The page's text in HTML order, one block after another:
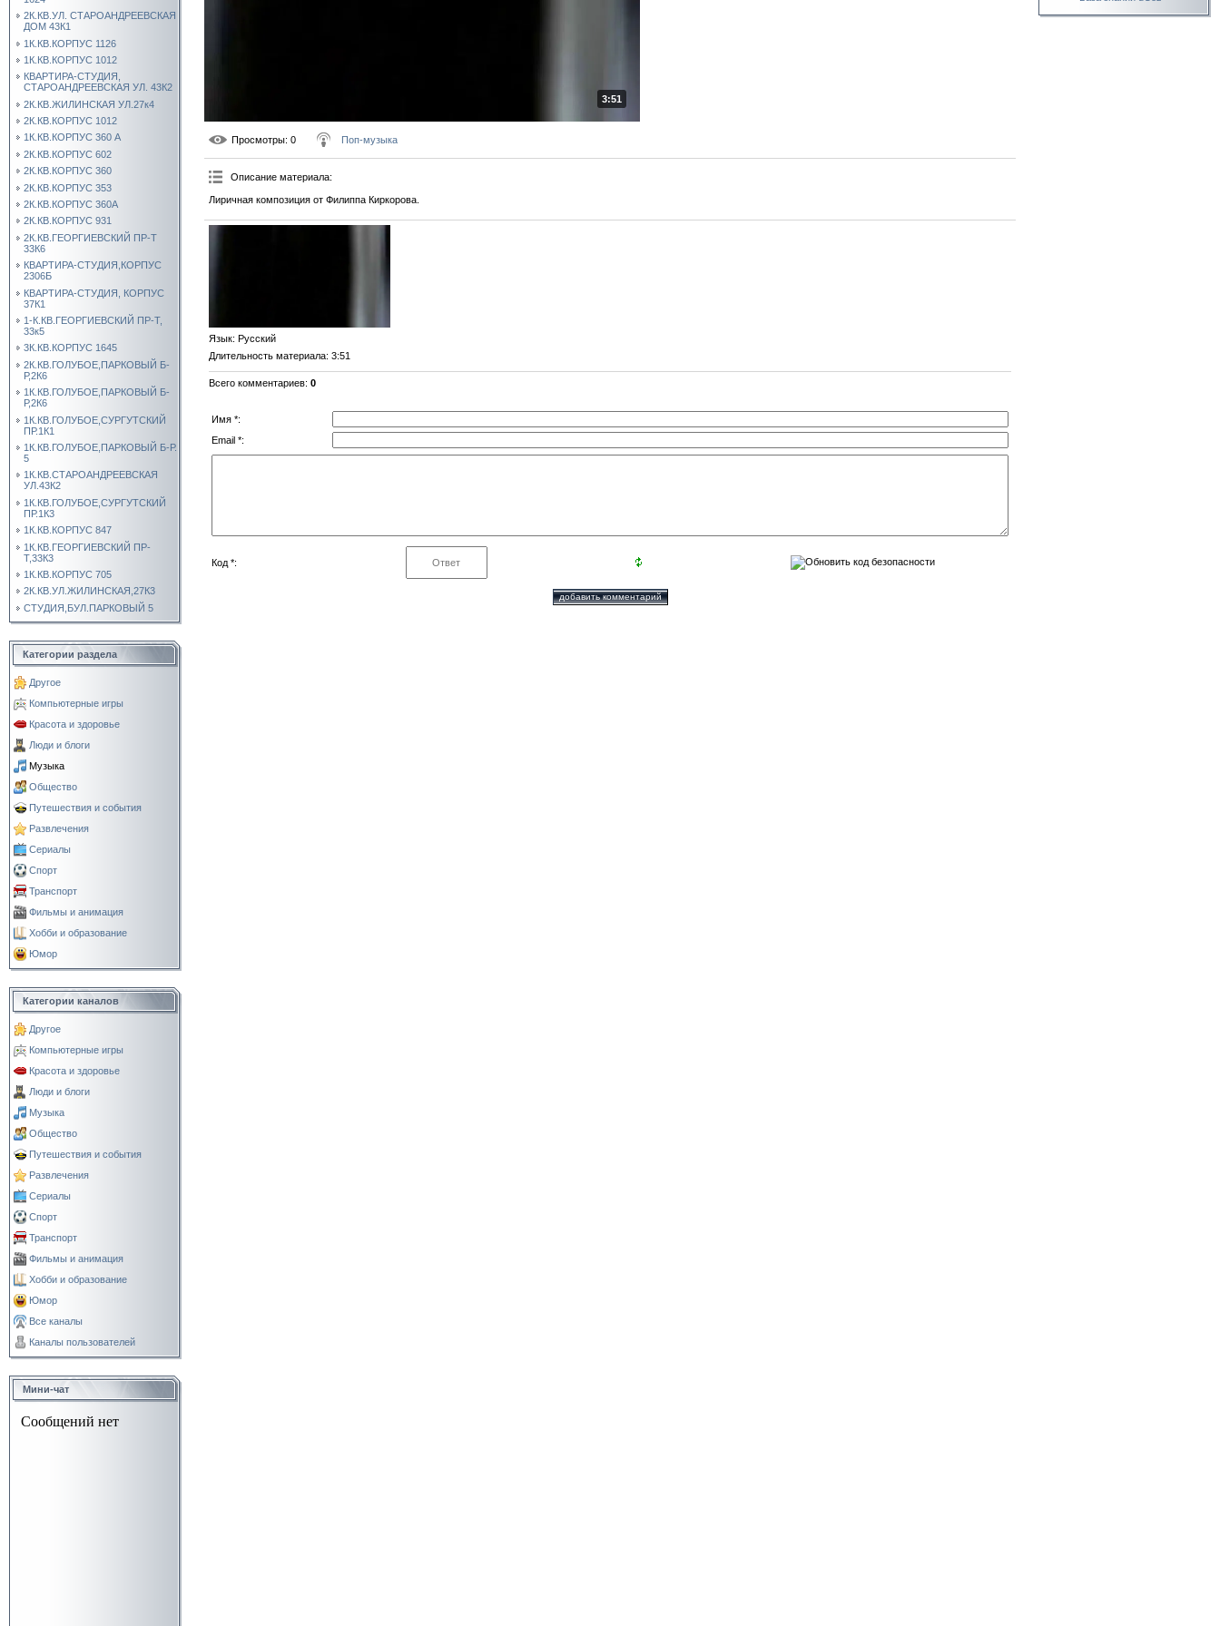
2К.КВ.УЛ. СТАРОАНДРЕЕВСКАЯ
ДОМ 43К1
1К.КВ.КОРПУС 1126
1К.КВ.КОРПУС 1012
КВАРТИРА-СТУДИЯ,
СТАРОАНДРЕЕВСКАЯ УЛ. 43К2
2К.КВ.ЖИЛИНСКАЯ УЛ.27к4
2К.КВ.КОРПУС 1012
1К.КВ.КОРПУС 360 А
2К.КВ.КОРПУС 602
2К.КВ.КОРПУС 360
2К.КВ.КОРПУС 353
2К.КВ.КОРПУС 360А
2К.КВ.КОРПУС 931
2К.КВ.ГЕОРГИЕВСКИЙ ПР-Т
33К6
КВАРТИРА-СТУДИЯ,КОРПУС
2306Б
КВАРТИРА-СТУДИЯ, КОРПУС
37К1
1-К.КВ.ГЕОРГИЕВСКИЙ ПР-Т,
33к5
3К.КВ.КОРПУС 1645
2К.КВ.ГОЛУБОЕ,ПАРКОВЫЙ Б-
Р,2К6
1К.КВ.ГОЛУБОЕ,ПАРКОВЫЙ Б-
Р,2К6
1К.КВ.ГОЛУБОЕ,СУРГУТСКИЙ
ПР.1К1
1К.КВ.ГОЛУБОЕ,ПАРКОВЫЙ Б-Р.
5
1К.КВ.СТАРОАНДРЕЕВСКАЯ
УЛ.43К2
1К.КВ.ГОЛУБОЕ,СУРГУТСКИЙ
ПР.1К3
1К.КВ.КОРПУС 847
1К.КВ.ГЕОРГИЕВСКИЙ ПР-
Т,33К3
1К.КВ.КОРПУС 705
2К.КВ.УЛ.ЖИЛИНСКАЯ,27К3
СТУДИЯ,БУЛ.ПАРКОВЫЙ 5
Категории раздела
Другое
Компьютерные игры
Красота и здоровье
Люди и блоги
Музыка
Общество
Путешествия и события
Развлечения
Сериалы
Спорт
Транспорт
Фильмы и анимация
Хобби и образование
Юмор
Категории каналов
Другое
Компьютерные игры
Красота и здоровье
Люди и блоги
Музыка
Общество
Путешествия и события
Развлечения
Сериалы
Спорт
Транспорт
Фильмы и анимация
Хобби и образование
Юмор
Все каналы
Каналы пользователей
Мини-чат
3:51
Просмотры: 0 Поп-музыка
Описание материала:
Лиричная композиция от Филиппа Киркорова.
Язык: Русский
Длительность материала: 3:51
Всего комментариев: 0
Имя *:
Email *:
Код *: